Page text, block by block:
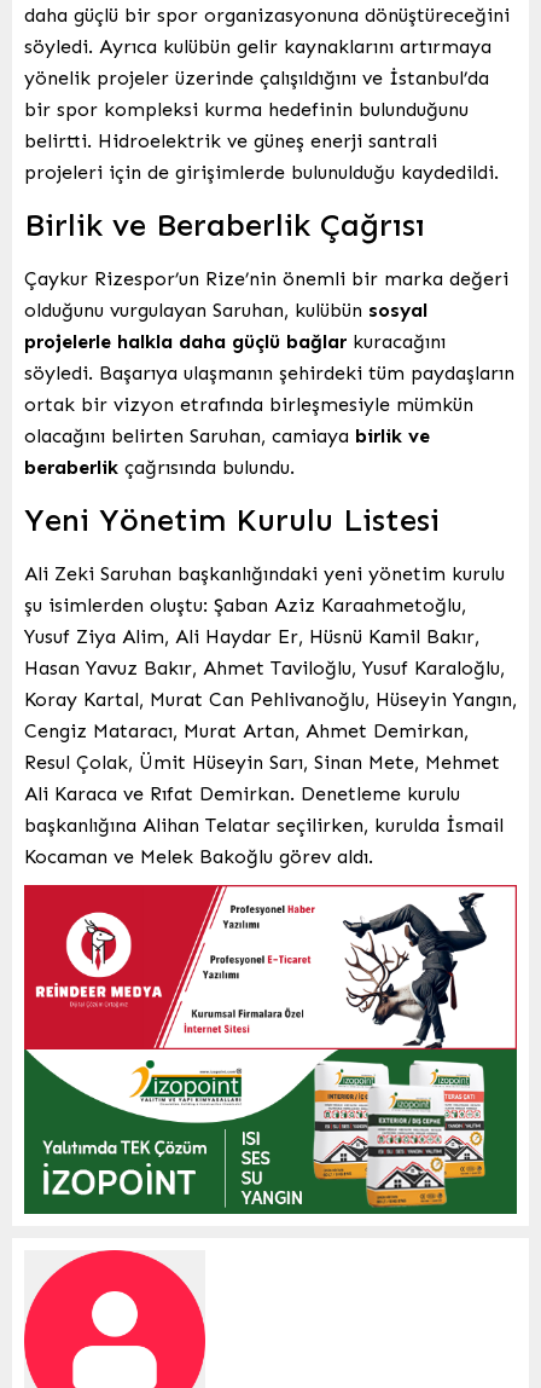
daha güçlü bir spor organizasyonuna dönüştüreceğini
söyledi. Ayrıca kulübün gelir kaynaklarını artırmaya
yönelik projeler üzerinde çalışıldığını ve İstanbul’da
bir spor kompleksi kurma hedefinin bulunduğunu
belirtti. Hidroelektrik ve güneş enerji santrali
projeleri için de girişimlerde bulunulduğu kaydedildi.
Birlik ve Beraberlik Çağrısı
Çaykur Rizespor’un Rize’nin önemli bir marka değeri
olduğunu vurgulayan Saruhan, kulübün sosyal
projelerle halkla daha güçlü bağlar kuracağını
söyledi. Başarıya ulaşmanın şehirdeki tüm paydaşların
ortak bir vizyon etrafında birleşmesiyle mümkün
olacağını belirten Saruhan, camiaya birlik ve
beraberlik çağrısında bulundu.
Yeni Yönetim Kurulu Listesi
Ali Zeki Saruhan başkanlığındaki yeni yönetim kurulu
şu isimlerden oluştu: Şaban Aziz Karaahmetoğlu,
Yusuf Ziya Alim, Ali Haydar Er, Hüsnü Kamil Bakır,
Hasan Yavuz Bakır, Ahmet Taviloğlu, Yusuf Karaloğlu,
Koray Kartal, Murat Can Pehlivanoğlu, Hüseyin Yangın,
Cengiz Mataracı, Murat Artan, Ahmet Demirkan,
Resul Çolak, Ümit Hüseyin Sarı, Sinan Mete, Mehmet
Ali Karaca ve Rıfat Demirkan. Denetleme kurulu
başkanlığına Alihan Telatar seçilirken, kurulda İsmail
Kocaman ve Melek Bakoğlu görev aldı.